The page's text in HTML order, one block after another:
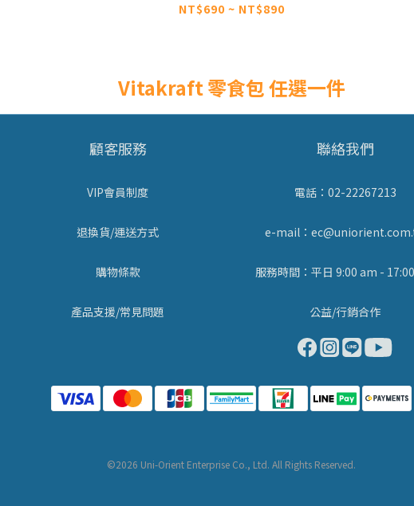
NT$690 ~ NT$890
Vitakraft 零食包 任選一件
顧客服務
VIP會員制度
退換貨/運送方式
購物條款
產品支援/常見問題
聯絡我們
電話：02-22267213
e-mail：
服務時間：平日 9:00 am -
公益/行銷合作
©2026 Uni-Orient Enterprise Co., Ltd. All Rights Reserved.